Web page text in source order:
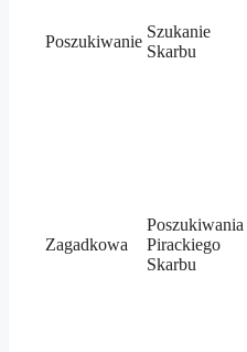
Poszukiwanie
Szukanie
Skarbu
Zagadkowa
Poszukiwania
Pirackiego
Skarbu